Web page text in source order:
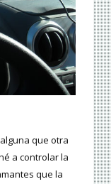
que otra
a controlar la
que la